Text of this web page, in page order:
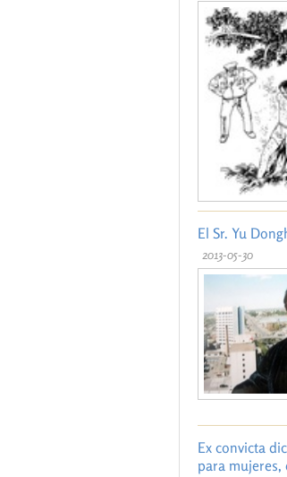
El Sr. Yu
2013-05-30
Ex convicta
para mujeres,